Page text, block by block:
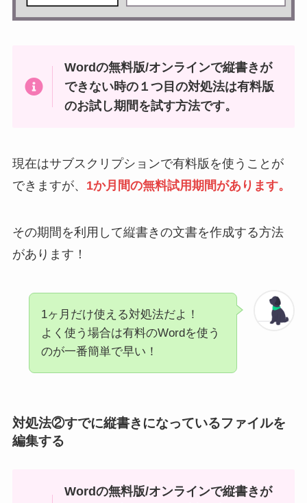
Wordの無料版/オンラインで縦書きが
できない時の１つ目の対処法は有料版
のお試し期間を試す方法です。
現在はサブスクリプションで有料版を使うことが
できますが、 1か月間の無料試用期間があります。
その期間を利用して縦書きの文書を作成する方法
があります！
1ヶ月だけ使える対処法だよ！
よく使う場合は有料のWordを使う
のが一番簡単で早い！
対処法②すでに縦書きになっているファイルを
編集する
Wordの無料版/オンラインで縦書きが